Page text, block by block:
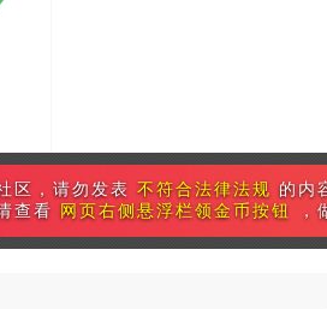
区，请勿发表 不符合法律法规 的内
查看
网页右侧悬浮栏领金币按钮 ，